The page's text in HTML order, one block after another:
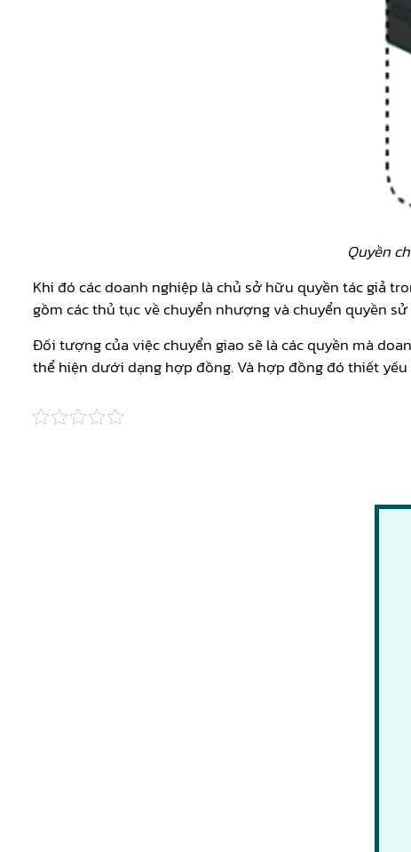
Quyền
Khi đó các doanh nghiệp là chủ sở hữu quyền tác giả
gồm các thủ tục về chuyển nhượng và chuyển quyền
Đối tượng của việc chuyển giao sẽ là các quyền mà
thể hiện dưới dạng hợp đồng. Và hợp đồng đó thiết